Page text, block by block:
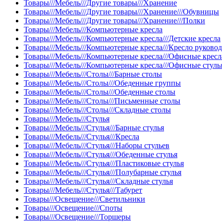
Товары///Мебель///Другие товары///Хранение
Товары///Мебель///Другие товары///Хранение///Обувницы
Товары///Мебель///Другие товары///Хранение///Полки
Товары///Мебель///Компьютерные кресла
Товары///Мебель///Компьютерные кресла///Детские кресла
Товары///Мебель///Компьютерные кресла///Кресло
Товары///Мебель///Компьютерные кресла///Офисные
Товары///Мебель///Компьютерные кресла///Офисные
Товары///Мебель///Столы///Барные столы
Товары///Мебель///Столы///Обеденные группы
Товары///Мебель///Столы///Обеденные столы
Товары///Мебель///Столы///Письменные столы
Товары///Мебель///Столы///Складные столы
Товары///Мебель///Стулья
Товары///Мебель///Стулья///Барные стулья
Товары///Мебель///Стулья///Кресла
Товары///Мебель///Стулья///Наборы стульев
Товары///Мебель///Стулья///Обеденные стулья
Товары///Мебель///Стулья///Пластиковые стулья
Товары///Мебель///Стулья///Полубарные стулья
Товары///Мебель///Стулья///Складные стулья
Товары///Мебель///Стулья///Табурет
Товары///Освещение///Светильники
Товары///Освещение///Споты
Товары///Освещение///Торшеры